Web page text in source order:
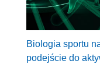
Biologia sportu
podejście do